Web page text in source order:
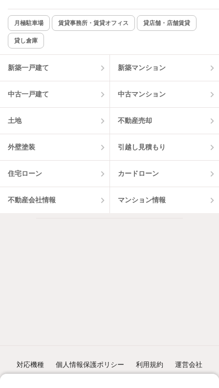
月極駐車場 賃貸事務所・賃貸オフィス 貸店舗・店舗賃貸
貸し倉庫
新築一戸建て 新築マンション
中古一戸建て 中古マンション
土地 不動産売却
外壁塗装 引越し見積もり
住宅ローン カードローン
不動産会社情報 マンション情報
対応機種 個人情報保護ポリシー 利用規約 運営会社